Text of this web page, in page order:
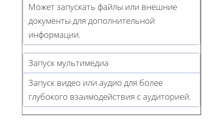
Может запускать файлы или внешние
документы для дополнительной
информации.
Запуск мультимедиа
Запуск видео или аудио для более
глубокого взаимодействия с аудиторией.